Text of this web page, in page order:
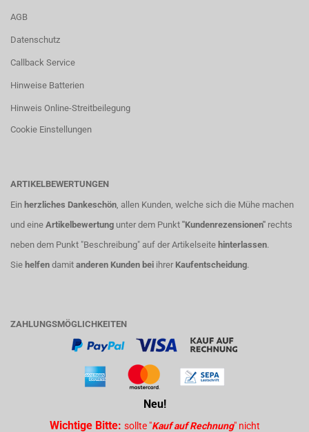
AGB
Datenschutz
Callback Service
Hinweise Batterien
Hinweis Online-Streitbeilegung
Cookie Einstellungen
ARTIKELBEWERTUNGEN
Ein herzliches Dankeschön, allen Kunden, welche sich die Mühe machen
und eine Artikelbewertung unter dem Punkt "Kundenrezensionen" rechts
neben dem Punkt "Beschreibung" auf der Artikelseite hinterlassen.
Sie helfen damit anderen Kunden bei ihrer Kaufentscheidung.
ZAHLUNGSMÖGLICHKEITEN
Neu!
Wichtige Bitte: sollte "Kauf auf Rechnung" nicht